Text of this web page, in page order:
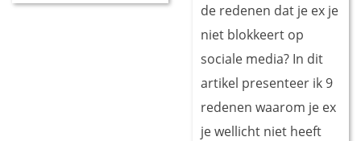
de redenen dat je ex je
niet blokkeert op
sociale media? In dit
artikel presenteer ik 9
redenen waarom je ex
je wellicht niet heeft